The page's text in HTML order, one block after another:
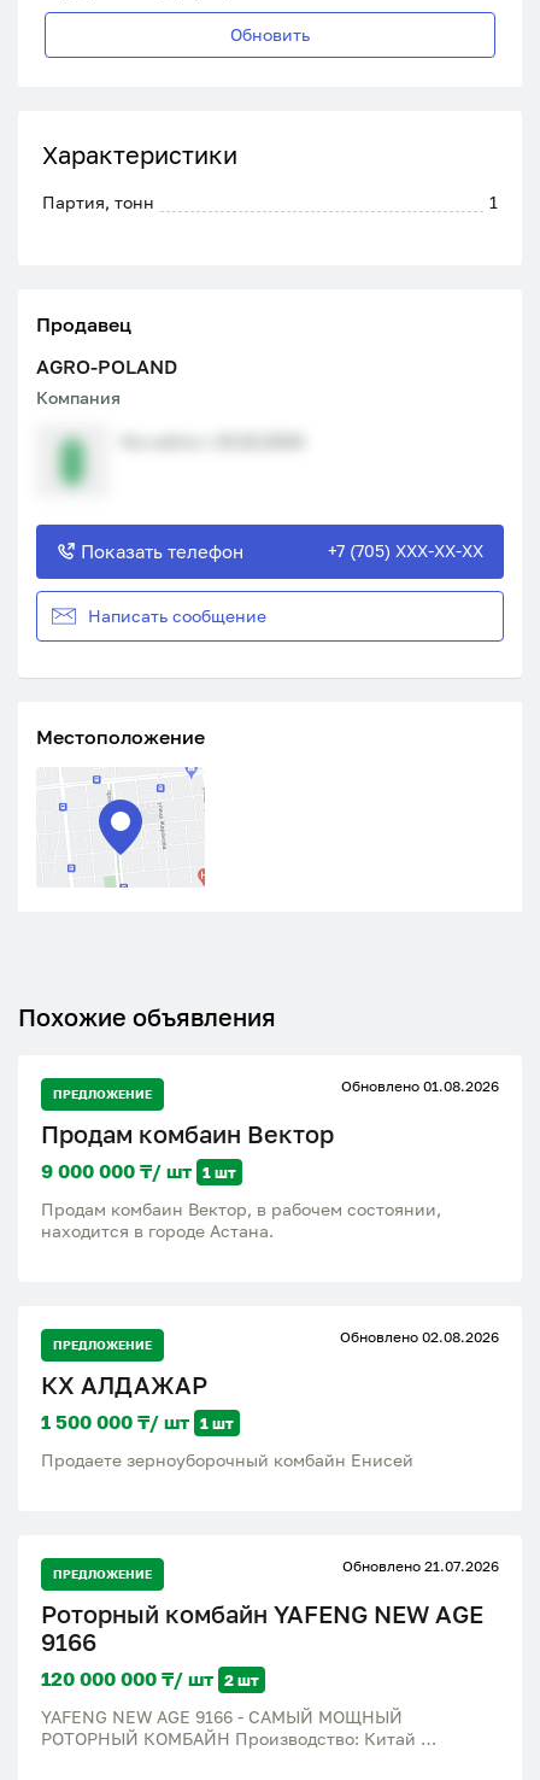
Обновить
Характеристики
Партия, тонн 1
Продавец
AGRO-POLAND
Компания
Показать телефон +7 (705) XXX-XX-XX
Написать сообщение
Местоположение
Похожие объявления
ПРЕДЛОЖЕНИЕ Обновлено 01.08.2026
Продам комбаин Вектор
9 000 000 ₸/ шт 1 шт
Продам комбаин Вектор, в рабочем состоянии,
находится в городе Астана.
ПРЕДЛОЖЕНИЕ Обновлено 02.08.2026
КХ АЛДАЖАР
1 500 000 ₸/ шт 1 шт
Продаете зерноуборочный комбайн Енисей
ПРЕДЛОЖЕНИЕ Обновлено 21.07.2026
Роторный комбайн YAFENG NEW AGE
9166
120 000 000 ₸/ шт 2 шт
YAFENG NEW AGE 9166 - САМЫЙ МОЩНЫЙ
РОТОРНЫЙ КОМБАЙН Производство: Китай